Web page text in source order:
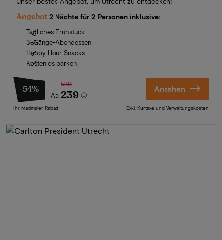
Angebot 2 Nächte für 2 Personen inklusive:
Tägliches Frühstück
3-Gänge-Abendessen
Happy Hour Snacks
Kostenlos parken
-54%
Ab
520
239
Ihr maximaler Rabatt
Ansehen
Exkl. Kurtaxe und Verwaltungskosten